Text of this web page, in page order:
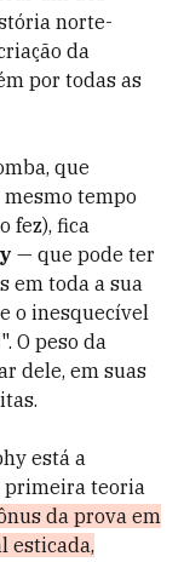
norte-
da
por todas as
que
tempo
fez), fica
— que pode ter
em toda a sua
o inesquecível
". O peso da
dele, em suas
está a
primeira teoria
da prova em
esticada,